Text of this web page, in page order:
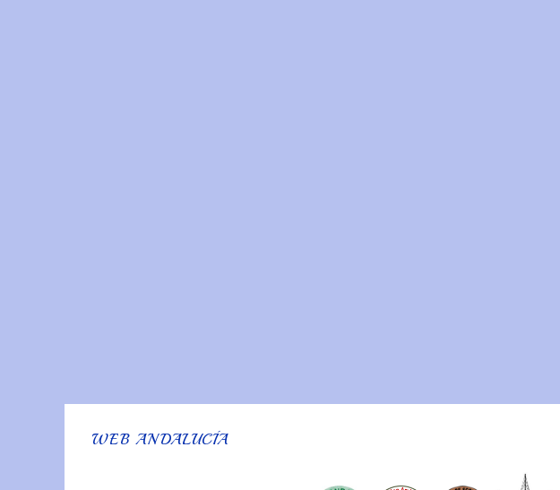
WEB ANDALUCÍA